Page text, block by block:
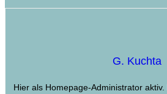
G. Kuchta
Hier als Homepage-Administrator